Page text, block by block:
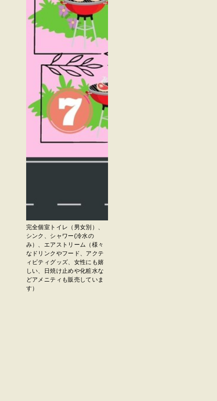
完全個室トイレ（男女別）、
シンク、シャワー(冷水の
み）、エアストリーム（様々
なドリンクやフード、アクテ
ィビティグッズ、女性にも嬉
しい、日焼け止めや化粧水な
どアメニティも販売していま
す）